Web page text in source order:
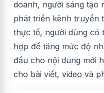
doanh, người sáng tạo
phát triển kênh truyền
thực tế, người dùng có
hợp để tăng mức độ
đầu cho nội dung mới
cho bài viết, video và